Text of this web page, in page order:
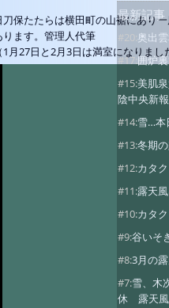
刀保たたらは横田町の山裾にあり
ります。管理人代筆
1月27日と2月3日は満室になりまし
最新記事
#20:奥出
#17:囲炉
#15:美肌
陰中央新
#14:雪…本
#13:冬期
#12:カタク
#11:露天
#10:カタ
#9:谷いそ
#8:3月の
#7:雪、木
休 露天風